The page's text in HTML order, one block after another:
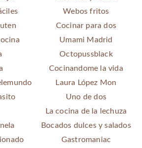
Webos fritos
Cocinar para dos
Umami Madrid
Octopussblack
Cocinandome la vida
Laura López Mon
Uno de dos
La cocina de la lechuza
Bocados dulces y salados
Gastromaniac